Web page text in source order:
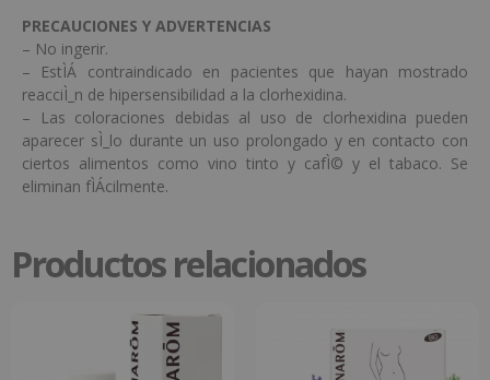
PRECAUCIONES Y ADVERTENCIAS
– No ingerir.
– EstÌÁ contraindicado en pacientes que hayan mostrado
reacciÌ_n de hipersensibilidad a la clorhexidina.
– Las coloraciones debidas al uso de clorhexidina pueden
aparecer sÌ_lo durante un uso prolongado y en contacto con
ciertos alimentos como vino tinto y cafÌ© y el tabaco. Se
eliminan fÌÁcilmente.
Productos relacionados